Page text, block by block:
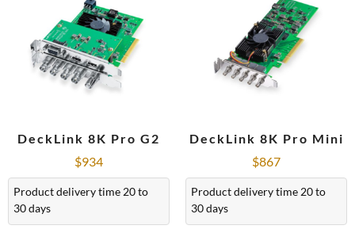
DeckLink 8K Pro G2
$934
Product delivery time 20 to
30 days
DeckLink 8K Pro Mini
$867
Product delivery time 20 to
30 days